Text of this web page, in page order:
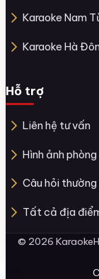
Karaoke Nam
Karaoke Hà
Hỗ trợ
Liên hệ tư vấn
Hình ảnh phòng
Câu hỏi
Tất cả địa
© 2026